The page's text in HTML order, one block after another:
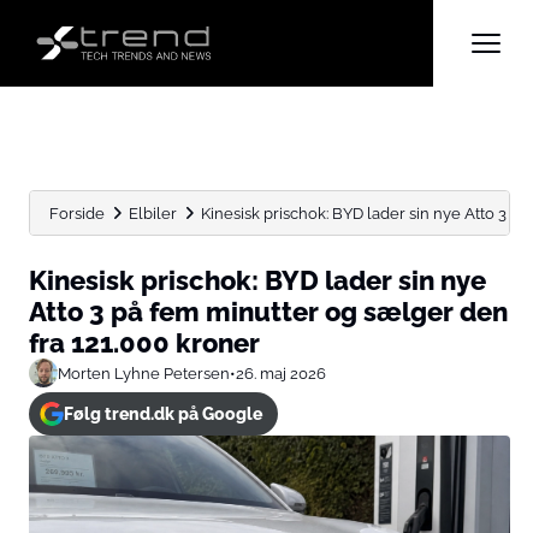
Forside Elbiler Kinesisk prischok: BYD lader sin nye Atto 3 på
Kinesisk prischok: BYD lader sin nye
Atto 3 på fem minutter og sælger den
fra 121.000 kroner
Morten Lyhne Petersen•26. maj 2026
Følg trend.dk på Google